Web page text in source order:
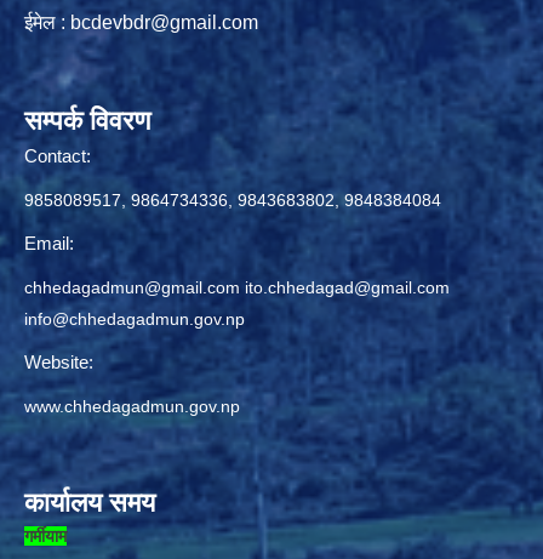
ईमेल : bcdevbdr@gmail.com
सम्पर्क विवरण
Contact:
9858089517, 9864734336, 9843683802, 9848384084
Email:
chhedagadmun@gmail.com ito.chhedagad@gmail.com
info@chhedagadmun.gov.np
Website:
www.chhedagadmun.gov.np
कार्यालय समय
गर्मीयाम